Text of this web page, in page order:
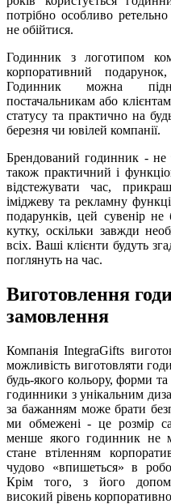
потрібно особливо
не обійтися.
Годинник з логотипом
корпоративний
Годинник можна
постачальникам або
статусу та практично на
березня чи ювілей компанії.
Брендований годинник - не
також практичний і
відстежувати час,
іміджеву та рекламну
подарунків, цей сувенір
кутку, оскільки завжди
всіх. Ваші клієнти будуть
поглянуть на час.
Виготовлення
замовлення
Компанія IntegraGifts
можливість виготовляти
будь-якого кольору, форми
годинники з унікальним
за бажанням може брати
ми обмежені - це розмір
менше якого годинник не
стане втіленням
чудово «впишеться» в
Крім того, з його
високий рівень